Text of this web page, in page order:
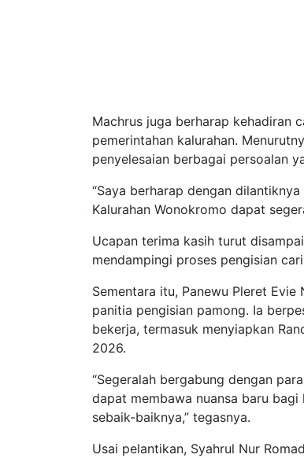
Machrus juga berharap kehadiran
pemerintahan kalurahan.
penyelesaian berbagai persoalan
“Saya berharap dengan
Kalurahan Wonokromo dapat
Ucapan terima kasih turut
mendampingi proses pengisian
Sementara itu, Panewu Pleret
panitia pengisian pamong. Ia
bekerja, termasuk menyiapkan
2026.
“Segeralah bergabung dengan
dapat membawa nuansa baru
sebaik-baiknya,” tegasnya.
Usai pelantikan, Syahrul Nur